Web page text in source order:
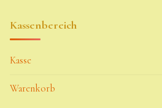
Kassenbereich
Kasse
Warenkorb